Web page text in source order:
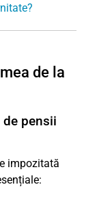
de la
pensii
impozitată